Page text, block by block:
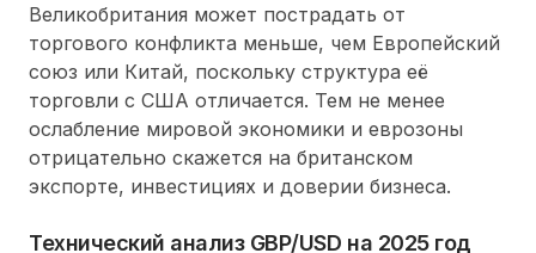
Великобритания может пострадать от
торгового конфликта меньше, чем Европейский
союз или Китай, поскольку структура её
торговли с США отличается. Тем не менее
ослабление мировой экономики и еврозоны
отрицательно скажется на британском
экспорте, инвестициях и доверии бизнеса.
Технический анализ GBP/USD на 2025 год